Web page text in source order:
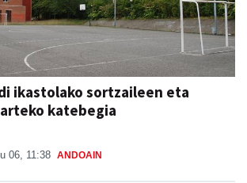
ikastolako sortzaileen eta
katebegia
06, 11:38 ANDOAIN